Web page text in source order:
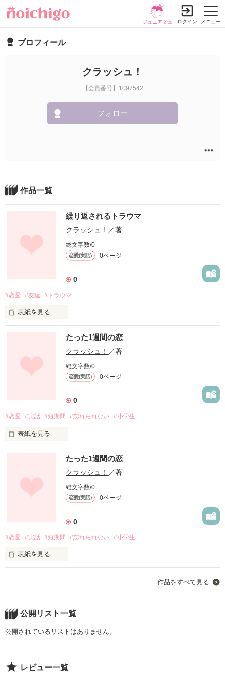
メニュー
ジュニア文庫 ログイン
プロフィール
クラッシュ！
【会員番号】1097542
フォロー
作品一覧
繰り返されるトラウマ
クラッシュ！ ／著
総文字数/0
恋愛(実話) 0ページ
0
#恋愛 #友達 #トラウマ
表紙を見る
た恋をしようとしたのに、高校でも中学の時と同じことが...
作品を読む
たった1週間の恋
クラッシュ！ ／著
総文字数/0
恋愛(実話) 0ページ
0
#恋愛 #実話 #短期間 #忘れられない #小学生
表紙を見る
作品を読む
たった1週間の恋
クラッシュ！ ／著
総文字数/0
恋愛(実話) 0ページ
0
#恋愛 #実話 #短期間 #忘れられない #小学生
表紙を見る
作品をすべて見る
公開リスト一覧
公開されているリストはありません。
レビュー一覧